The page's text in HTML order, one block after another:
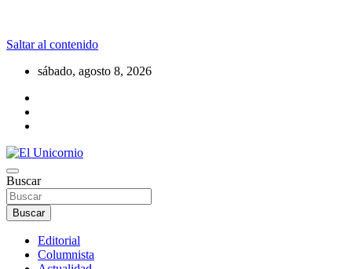
Saltar al contenido
sábado, agosto 8, 2026
El Unicornio
La realidad supera la fantasía
Buscar
Buscar
Editorial
Columnista